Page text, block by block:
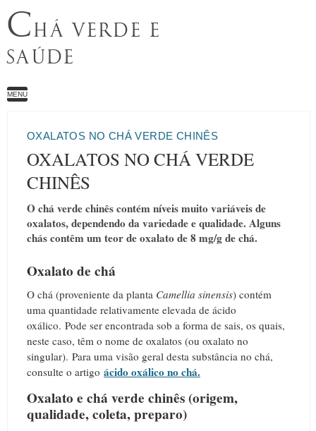
CHÁ VERDE E
SAÚDE
MENU
OXALATOS NO CHÁ VERDE CHINÊS
OXALATOS NO CHÁ VERDE
CHINÊS
O chá verde chinês contém níveis muito variáveis ​​de
oxalatos, dependendo da variedade e qualidade. Alguns
chás contêm um teor de oxalato de 8 mg/g de chá.
Oxalato de chá
O chá (proveniente da planta Camellia sinensis) contém
uma quantidade relativamente elevada de ácido
oxálico. Pode ser encontrada sob a forma de sais, os quais,
neste caso, têm o nome de oxalatos (ou oxalato no
singular). Para uma visão geral desta substância no chá,
consulte o artigo ácido oxálico no chá.
Oxalato e chá verde chinês (origem,
qualidade, coleta, preparo)